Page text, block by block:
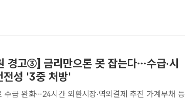
경고③] 금리만으론 못 잡는다…수급·시
전성 '3중 처방'
수급 완화…24시간 외환시장·역외결제 추진 가계부채 등